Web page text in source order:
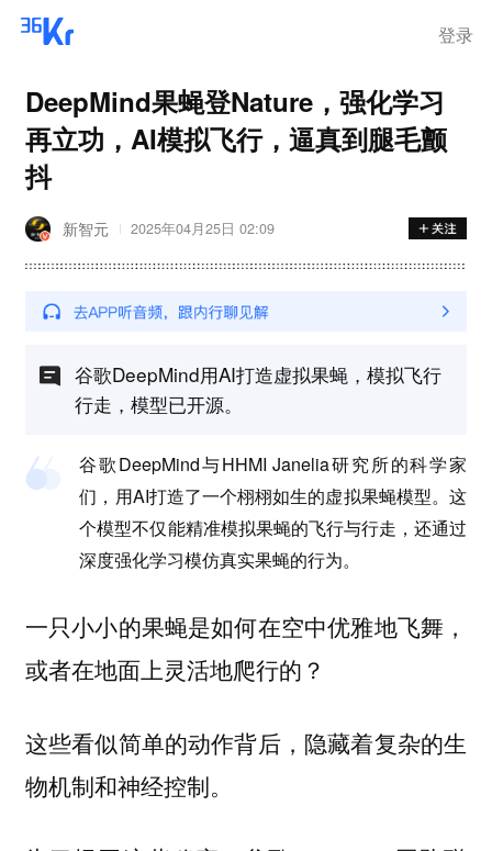
登录
DeepMind果蝇登Nature，强化学习
再立功，AI模拟飞行，逼真到腿毛颤
抖
新智元 2025年04月25日 02:09
谷歌DeepMind用AI打造虚拟果蝇，模拟飞行
行走，模型已开源。
谷歌DeepMind与HHMI Janelia研究所的科学家
们，用AI打造了一个栩栩如生的虚拟果蝇模型。这
个模型不仅能精准模拟果蝇的飞行与行走，还通过
深度强化学习模仿真实果蝇的行为。
一只小小的果蝇是如何在空中优雅地飞舞，
或者在地面上灵活地爬行的？
这些看似简单的动作背后，隐藏着复杂的生
物机制和神经控制。